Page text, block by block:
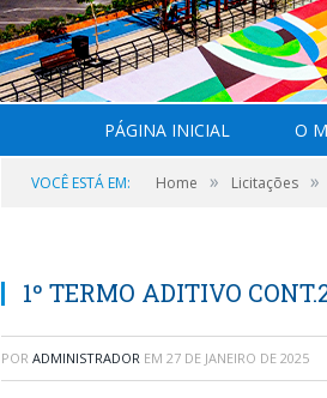
PÁGINA INICIAL O
VOCÊ ESTÁ EM: Home » Licitações »
1º TERMO ADITIVO
POR ADMINISTRADOR EM 27 DE JANEIRO DE 2025